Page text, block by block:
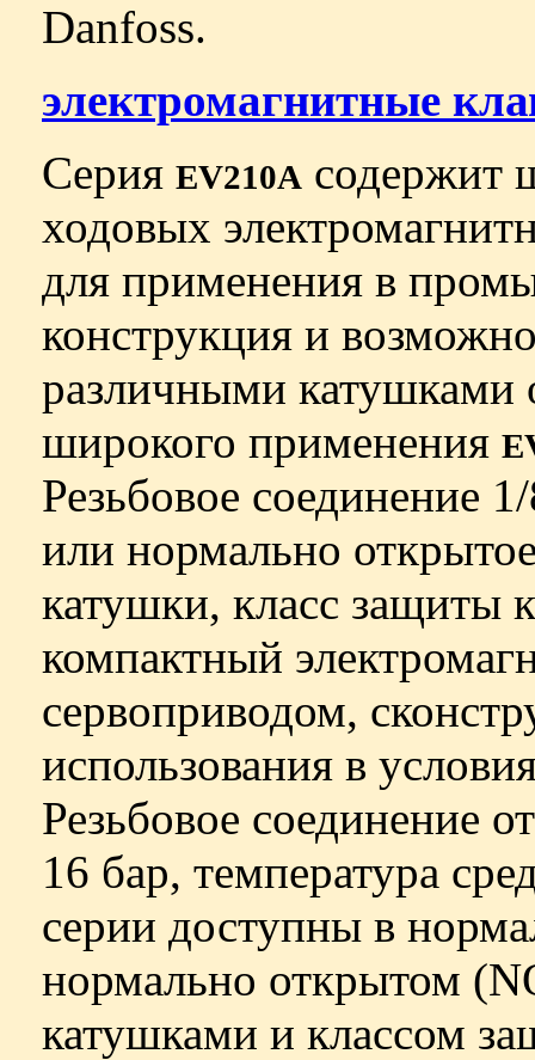
Danfoss.
электромагнитные
Серия EV210A содержит
ходовых
для применения в
конструкция и
различными катушками
широкого применения
Резьбовое соединение
или нормально
катушки, класс защиты
компактный
сервоприводом,
использования в
Резьбовое соединение
16 бар, температура
серии доступны в
нормально открытом
катушками и классом